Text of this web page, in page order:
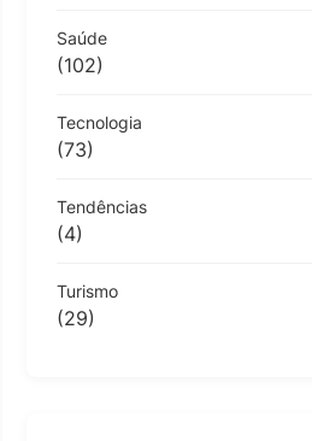
Saúde
(102)
Tecnologia
(73)
Tendências
(4)
Turismo
(29)